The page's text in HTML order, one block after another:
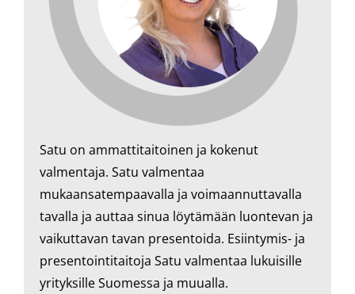
Satu on ammattitaitoinen ja kokenut
valmentaja. Satu valmentaa
mukaansatempaavalla ja voimaannuttavalla
tavalla ja auttaa sinua löytämään luontevan ja
vaikuttavan tavan presentoida. Esiintymis- ja
presentointitaitoja Satu valmentaa lukuisille
yrityksille Suomessa ja muualla.